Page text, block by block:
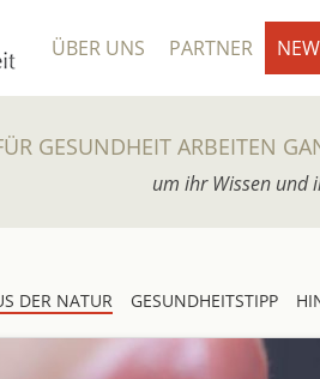
ÜBER UNS PARTNER
GESUNDHEIT ARBEITEN
um ihr Wissen und
DER NATUR GESUNDHEITSTIPP